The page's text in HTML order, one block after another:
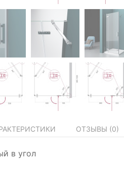
ОТЗЫВЫ (0)
в угол